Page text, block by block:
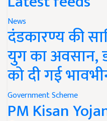
News
दंडकारण्य की
युग का अवसान,
को दी गई
Government Scheme
PM Kisan